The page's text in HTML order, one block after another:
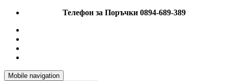
Телефон за Поръчки 0894-689-389
Mobile navigation